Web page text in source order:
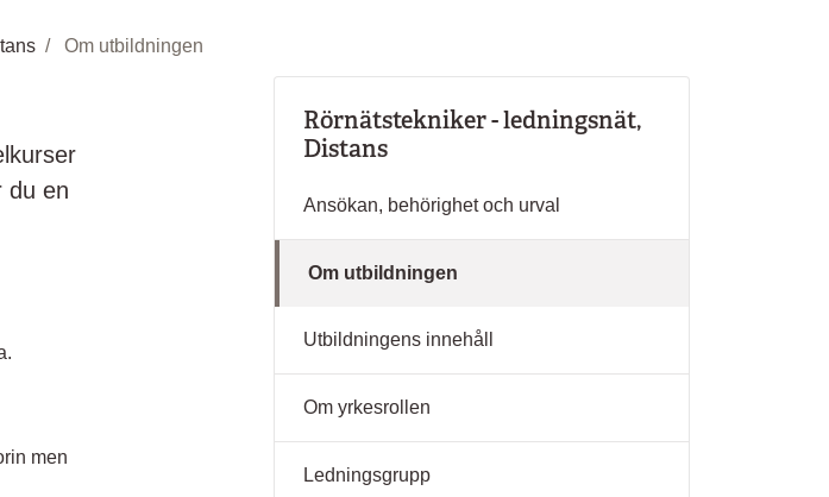
Om utbildningen
du en
men
Rörnätstekniker - ledningsnät,
Distans
Ansökan, behörighet och urval
Om utbildningen
Utbildningens innehåll
Om yrkesrollen
Ledningsgrupp